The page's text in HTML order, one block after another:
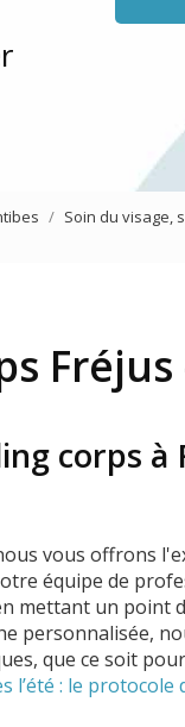
Soin du visage,
corps à
vous offrons
équipe de
mettant un point
personnalisée,
que ce soit
l’été : le protocole